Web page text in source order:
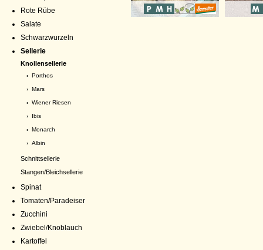
Rote Rübe
Salate
Schwarzwurzeln
Sellerie
Knollensellerie
› Porthos
› Mars
› Wiener Riesen
› Ibis
› Monarch
› Albin
Schnittsellerie
Stangen/Bleichsellerie
Spinat
Tomaten/Paradeiser
Zucchini
Zwiebel/Knoblauch
Kartoffel